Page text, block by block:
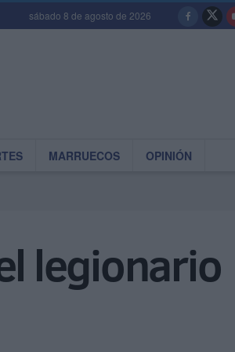
sábado 8 de agosto de 2026
MARRUECOS OPINIÓN
legionario